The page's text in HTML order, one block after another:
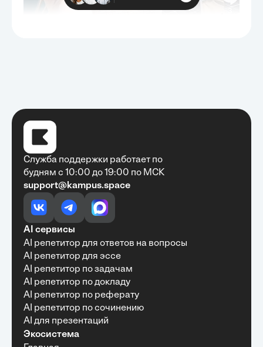
Очень быстро, недорого, качественно,
доступно
Алексей Антонов•27 мая, 2025
Обучение с Кампус Хаб — очень экономит
полезной информации. Рекомендую ...
Рекомендую Кампус АИ всем, кто хочет
учиться эффективно и с комфортом
Марина Щербакова
Пользуюсь сайтом Кампус АИ уже несколько
Служба поддержки работает по
будням с 10:00 до 19:00 по МСК
support@kampus.space
AI сервисы
AI репетитор для ответов на вопросы
AI репетитор для эссе
AI репетитор по задачам
AI репетитор по докладу
AI репетитор по реферату
AI репетитор по сочинению
AI для презентаций
Экосистема